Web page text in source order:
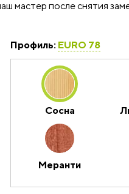
мастер после снятия
Профиль: EURO 78
Сосна
Меранти